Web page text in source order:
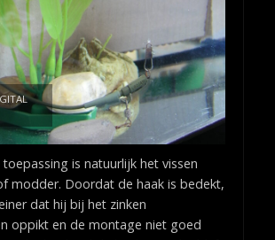
toepassing is natuurlijk het vissen
modder. Doordat de haak is bedekt,
dat hij bij het zinken
oppikt en de montage niet goed